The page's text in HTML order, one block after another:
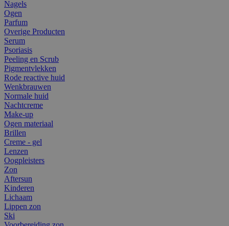
Nagels
Ogen
Parfum
Overige Producten
Serum
Psoriasis
Peeling en Scrub
Pigmentvlekken
Rode reactive huid
Wenkbrauwen
Normale huid
Nachtcreme
Make-up
Ogen materiaal
Brillen
Creme - gel
Lenzen
Oogpleisters
Zon
Aftersun
Kinderen
Lichaam
Lippen zon
Ski